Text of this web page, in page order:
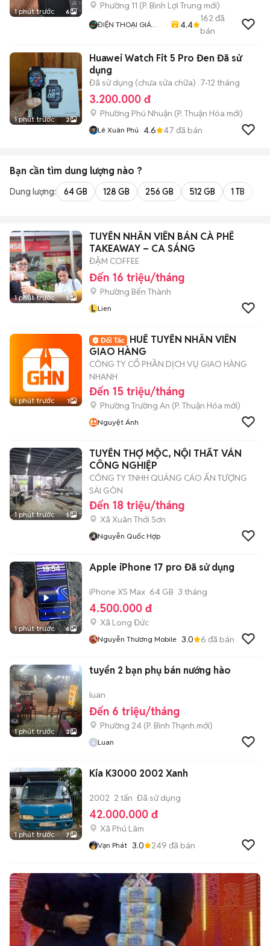
1 phút trước 6
Phường 11 (P. Bình Lợi Trung mới)
ĐIỆN THOẠI GIÁ
4.4
162 đã
bán
1 phút trước 2
Huawei Watch Fit 5 Pro Đen Đã sử
dụng
Đã sử dụng (chưa sửa chữa) 7-12 tháng
3.200.000 đ
Phường Phú Nhuận (P. Thuận Hóa mới)
Lê Xuân Phú 4.6 47 đã bán
Bạn cần tìm dung lượng nào ?
Dung lượng: 64 GB 128 GB 256 GB 512 GB 1 TB
1 phút trước 5
TUYỂN NHÂN VIÊN BÁN CÀ PHÊ
TAKEAWAY – CA SÁNG
ĐẬM COFFEE
Đến 16 triệu/tháng
Phường Bến Thành
L Lien
1 phút trước 1
HUẾ TUYỂN NHÂN VIÊN
GIAO HÀNG
CÔNG TY CỔ PHẦN DỊCH VỤ GIAO HÀNG
NHANH
Đến 15 triệu/tháng
Phường Trường An (P. Thuận Hóa mới)
Nguyệt Ánh
1 phút trước 5
TUYỂN THỢ MỘC, NỘI THẤT VÁN
CÔNG NGHIỆP
CÔNG TY TNHH QUẢNG CÁO ẤN TƯỢNG
SÀI GÒN
Đến 18 triệu/tháng
Xã Xuân Thới Sơn
Nguyễn Quốc Hợp
1 phút trước 6
Apple iPhone 17 pro Đã sử dụng
iPhone XS Max 64 GB 3 tháng
4.500.000 đ
Xã Long Đức
Nguyễn Thương Mobile 3.0 6 đã bán
1 phút trước 2
tuyển 2 bạn phụ bán nướng hào
luan
Đến 6 triệu/tháng
Phường 24 (P. Bình Thạnh mới)
Luan
1 phút trước 7
Kia K3000 2002 Xanh
2002 2 tấn Đã sử dụng
42.000.000 đ
Xã Phú Lâm
Vạn Phát 3.0 249 đã bán